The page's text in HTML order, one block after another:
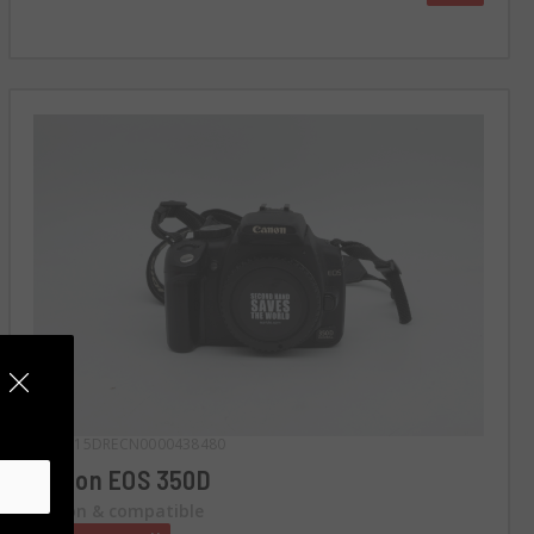
Canon EOS 350D
Canon & compatible